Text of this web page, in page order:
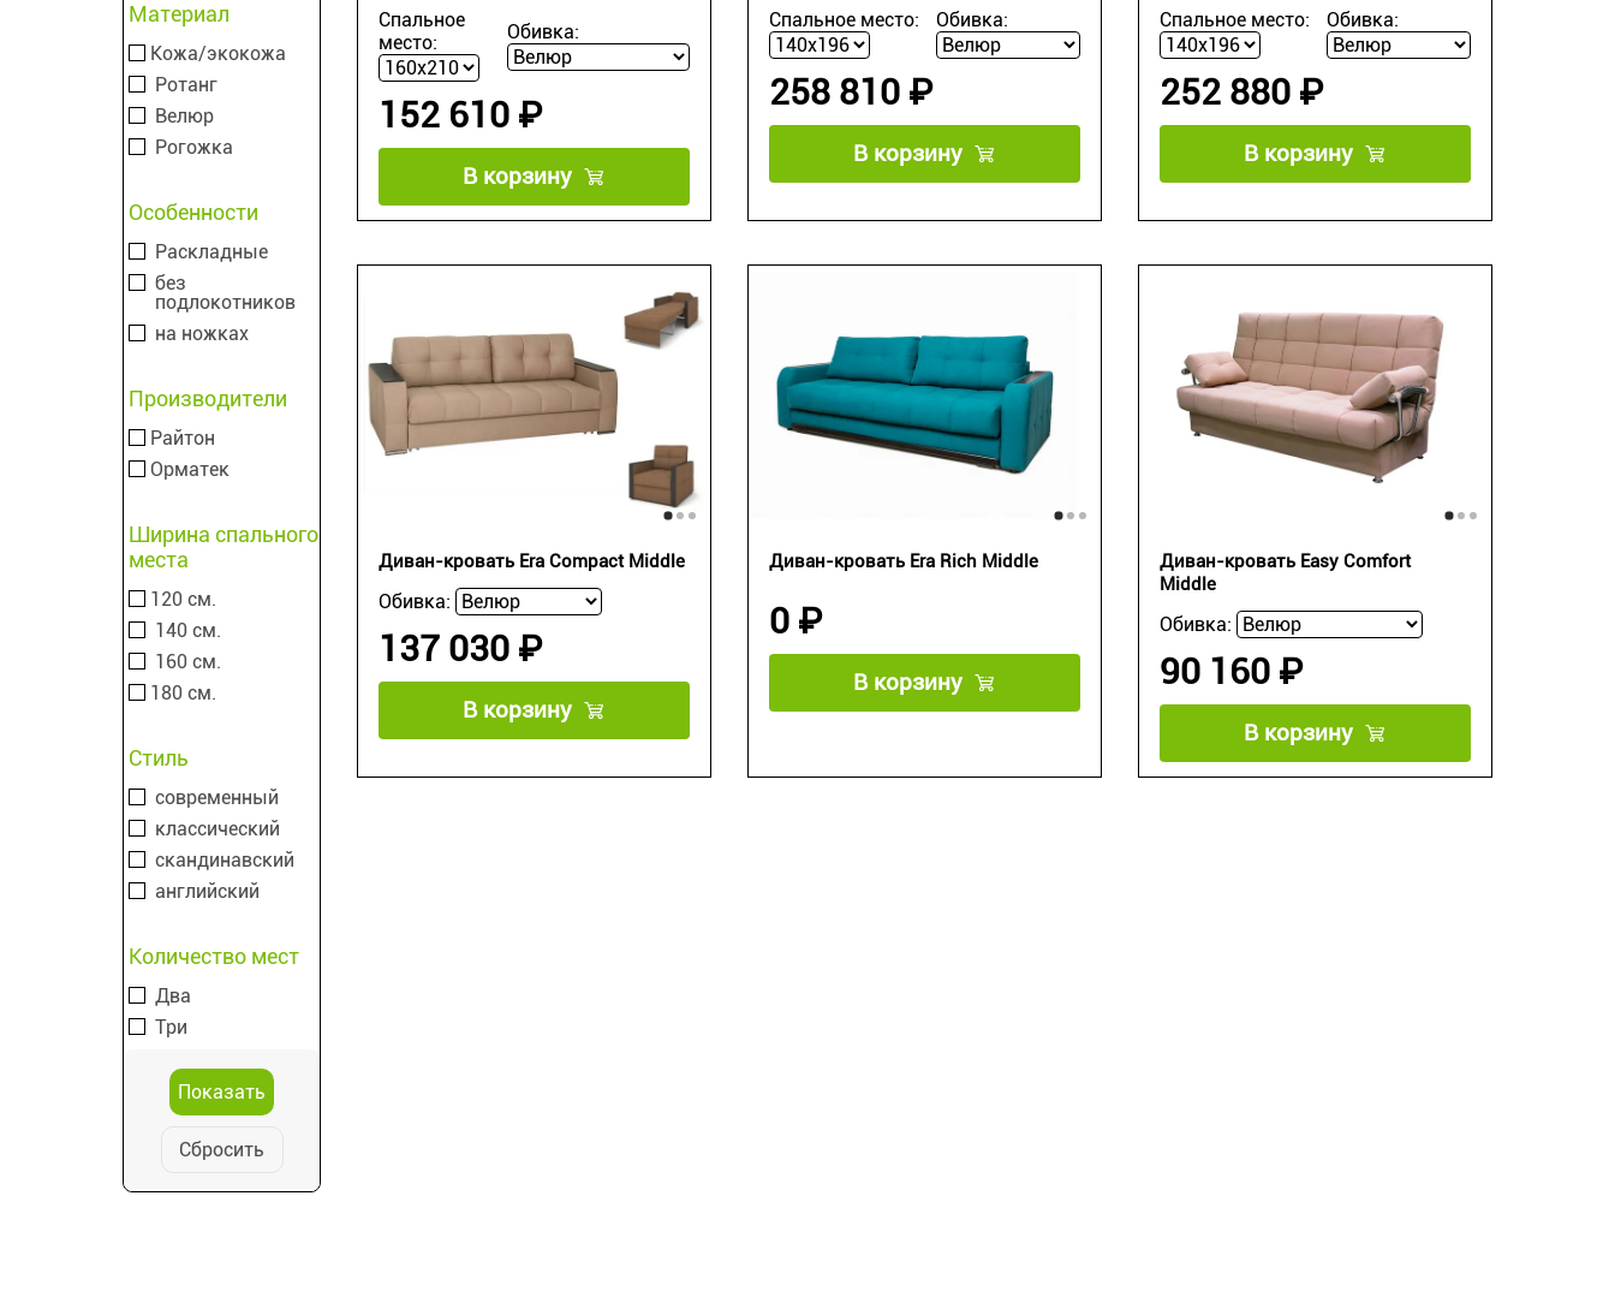
Материал
Кожа/экокожа
Ротанг
Велюр
Рогожка
Особенности
Раскладные
без
подлокотников
на ножках
Производители
Райтон
Орматек
Ширина спального
места
120 см.
140 см.
160 см.
180 см.
Стиль
современный
классический
скандинавский
английский
Количество мест
Два
Три
Сбросить
Спальное
место:
Обивка:
152 610 ₽
В корзину
Спальное место: Обивка:
258 810 ₽
В корзину
Спальное место: Обивка:
252 880 ₽
В корзину
Диван-кровать Era Compact Middle
Обивка:
137 030 ₽
В корзину
Диван-кровать Era Rich Middle
0 ₽
В корзину
Диван-кровать Easy Comfort
Middle
Обивка:
90 160 ₽
В корзину